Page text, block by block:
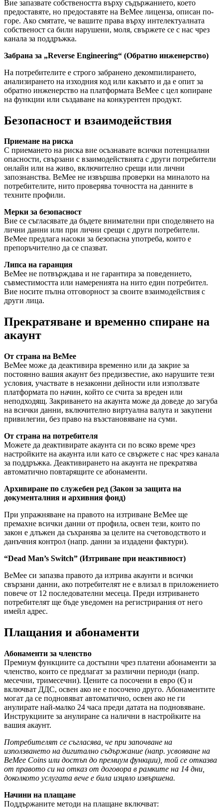
Вие запазвате собствеността върху съдържанието, което
предоставяте, но предоставяте на BeMee лиценза, описан по-
горе. Ако смятате, че вашите права върху интелектуалната
собственост са били нарушени, моля, свържете се с нас чрез
канала за поддръжка.
Забрана за „Reverse Engineering“ (Обратно инженерство)
На потребителите е строго забранено декомпилирането,
анализирането на изходния код или какъвто и да е опит за
обратно инженерство на платформата BeMee с цел копиране
на функции или създаване на конкурентен продукт.
Безопасност и взаимодействия
Приемане на риска
С приемането на риска вие осъзнавате всички потенциални
опасности, свързани с взаимодействията с други потребители
онлайн или на живо, включително срещи или лични
запознанства. BeMee не извършва проверки на миналото на
потребителите, нито проверява точността на данните в
техните профили.
Мерки за безопасност
Вие се съгласявате да бъдете внимателни при споделянето на
лични данни или при лични срещи с други потребители.
BeMee предлага насоки за безопасна употреба, които е
препоръчително да се спазват.
Липса на гаранция
BeMee не потвърждава и не гарантира за поведението,
съвместимостта или намеренията на нито един потребител.
Вие носите пълна отговорност за своите взаимодействия с
други лица.
Прекратяване и временно спиране на
акаунт
От страна на BeMee
BeMee може да деактивира временно или да закрие за
постоянно вашия акаунт без предизвестие, ако нарушите тези
условия, участвате в незаконни дейности или използвате
платформата по начин, който се счита за вреден или
неподходящ. Закриването на акаунта може да доведе до загуба
на всички данни, включително виртуална валута и закупени
привилегии, без право на възстановяване на суми.
От страна на потребителя
Можете да деактивирате акаунта си по всяко време чрез
настройките на акаунта или като се свържете с нас чрез канала
за поддръжка. Деактивирането на акаунта не прекратява
автоматично повтарящите се абонаменти.
Архивиране по служебен ред (Закон за защита на
документалния и архивния фонд)
При упражняване на правото на изтриване BeMee ще
премахне всички данни от профила, освен тези, които по
закон е длъжен да съхранява за целите на счетоводството и
данъчния контрол (напр. данни за издадени фактури).
“Dead Man’s Switch” (Изтриване при неактивност)
BeMee си запазва правото да изтрива акаунти и всички
свързани данни, ако потребителят не е влизал в приложението
повече от 12 последователни месеца. Преди изтриването
потребителят ще бъде уведомен на регистрирания от него
имейл адрес.
Плащания и абонаменти
Абонаменти за членство
Премиум функциите са достъпни чрез платени абонаменти за
членство, които се предлагат за различни периоди (напр.
месечни, тримесечни). Цените са посочени в евро (€) и
включват ДДС, освен ако не е посочено друго. Абонаментите
могат да се подновяват автоматично, освен ако не ги
анулирате най-малко 24 часа преди датата на подновяване.
Инструкциите за анулиране са налични в настройките на
вашия акаунт.
Потребителят се съгласява, че при започване на
използването на дигитално съдържание (напр. усвояване на
BeMee Coins или достъп до премиум функции), той се отказва
от правото си на отказ от договора в рамките на 14 дни,
доколкото услугата вече е била изцяло извършена.
Начини на плащане
Поддържаните методи на плащане включват: